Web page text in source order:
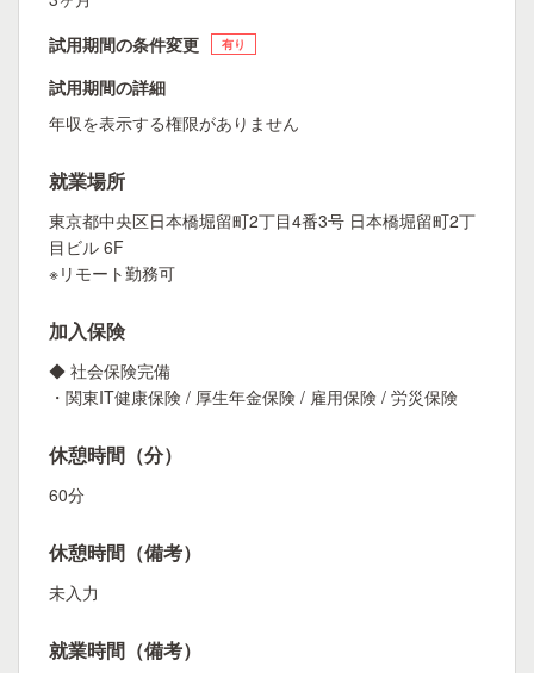
試用期間の条件変更
有り
試用期間の詳細
年収を表示する権限がありません
就業場所
東京都中央区日本橋堀留町2丁目4番3号 日本橋堀留町2丁
目ビル 6F
※リモート勤務可
加入保険
◆ 社会保険完備
・関東IT健康保険 / 厚生年金保険 / 雇用保険 / 労災保険
休憩時間（分）
60分
休憩時間（備考）
未入力
就業時間（備考）